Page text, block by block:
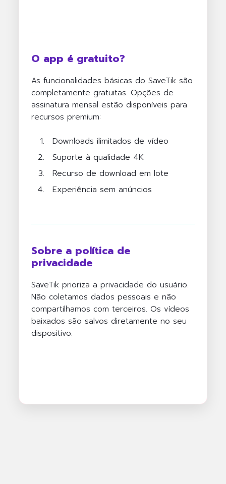
O app é gratuito?
As funcionalidades básicas do SaveTik são
completamente gratuitas. Opções de
assinatura mensal estão disponíveis para
recursos premium:
Downloads ilimitados de vídeo
Suporte à qualidade 4K
Recurso de download em lote
Experiência sem anúncios
Sobre a política de
privacidade
SaveTik prioriza a privacidade do usuário.
Não coletamos dados pessoais e não
compartilhamos com terceiros. Os vídeos
baixados são salvos diretamente no seu
dispositivo.